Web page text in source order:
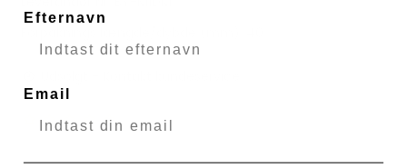
279,00 DKK
Efternavn
Email